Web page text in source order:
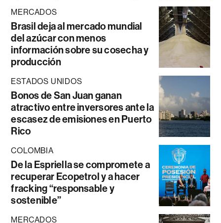
MERCADOS
Brasil deja al mercado mundial
del azúcar con menos
información sobre su cosecha y
producción
ESTADOS UNIDOS
Bonos de San Juan ganan
atractivo entre inversores ante la
escasez de emisiones en Puerto
Rico
COLOMBIA
De la Espriella se compromete a
recuperar Ecopetrol y a hacer
fracking “responsable y
sostenible”
MERCADOS